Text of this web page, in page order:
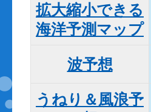
拡大縮小できる
海洋予測マップ
波予想
うねり＆風浪予